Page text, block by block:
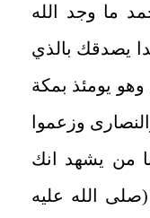
ما وجد الله
يصدقك بالذي
يومئذ بمكة
وزعموا
من يشهد انك
الله عليه